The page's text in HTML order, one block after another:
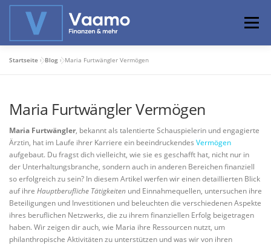
Zum
Menü
PROFIWISSEN ALTERSVORSORGE
PRIVATIER WERDEN
Startseite »Blog »Maria Furtwängler Vermögen
Maria Furtwängler Vermögen
Maria Furtwängler, bekannt als talentierte Schauspielerin und engagierte
Ärztin, hat im Laufe ihrer Karriere ein beeindruckendes Vermögen
aufgebaut. Du fragst dich vielleicht, wie sie es geschafft hat, nicht nur in
der Unterhaltungsbranche, sondern auch in anderen Bereichen finanziell
so erfolgreich zu sein? In diesem Artikel werfen wir einen detaillierten Blick
auf ihre Hauptberufliche Tätigkeiten und Einnahmequellen, untersuchen ihre
Beteiligungen und Investitionen und beleuchten die verschiedenen Aspekte
ihres beruflichen Netzwerks, die zu ihrem finanziellen Erfolg beigetragen
haben. Wir zeigen dir auch, wie Maria ihre Ressourcen nutzt, um
philanthropische Aktivitäten zu unterstützen und was wir von ihren